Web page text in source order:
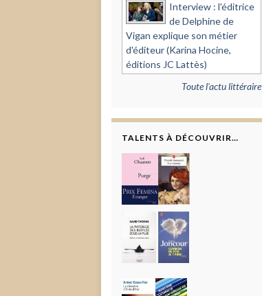
Interview : l'éditrice
de Delphine de
Vigan explique son métier
d'éditeur (Karina Hocine,
éditions JC Lattès)
Toute l'actu littéraire
TALENTS À DÉCOUVRIR…